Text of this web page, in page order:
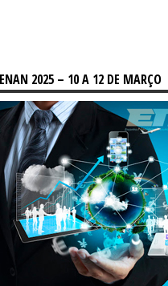
ENAN 2025 – 10 A 12 DE MARÇO